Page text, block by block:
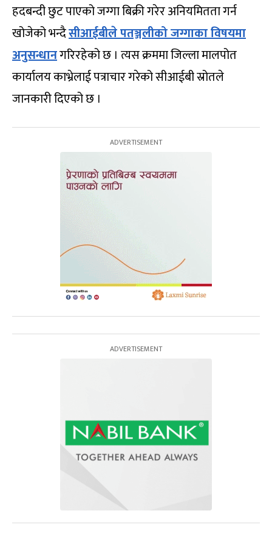
हदबन्दी छुट पाएको जग्गा बिक्री गरेर अनियमितता गर्न
खोजेको भन्दैसीआईबीले पतञ्जलीको जग्गाका विषयमा
अनुसन्धानगरिरहेको छ । त्यस क्रममा जिल्ला मालपोत
कार्यालय काभ्रेलाई पत्राचार गरेको सीआईबी स्रोतले
जानकारी दिएको छ ।